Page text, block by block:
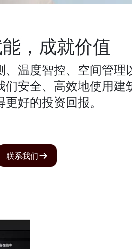
，成就价值
温度智控、空间管
安全、高效地使用建
好的投资回报。
联系我们